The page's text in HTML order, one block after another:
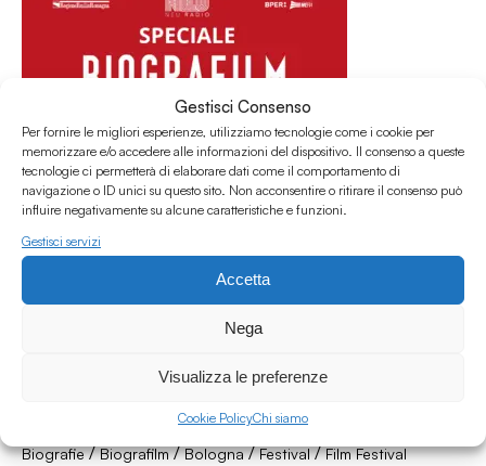
Gestisci Consenso
Per fornire le migliori esperienze, utilizziamo tecnologie come i cookie per
memorizzare e/o accedere alle informazioni del dispositivo. Il consenso a queste
tecnologie ci permetterà di elaborare dati come il comportamento di
navigazione o ID unici su questo sito. Non acconsentire o ritirare il consenso può
influire negativamente su alcune caratteristiche e funzioni.
Gestisci servizi
Accetta
Nega
Visualizza le preferenze
Cookie PolicyChi siamo
Biografie/Biografilm/Bologna/Festival/Film Festival